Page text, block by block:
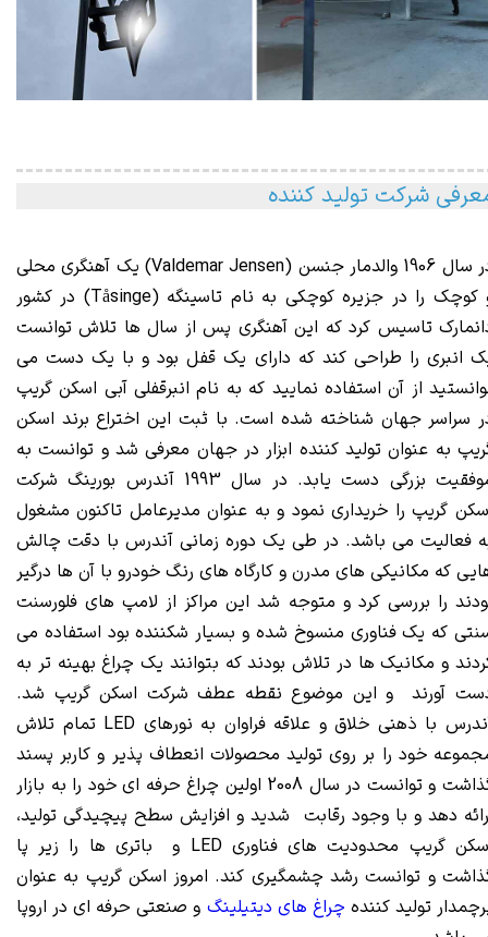
شرکت تولید کننده
در سال 1906 والدمار جنسن (Valdemar Jensen) یک آهنگری محلی
و کوچک را در جزیره کوچکی به نام تاسینگه (Tåsinge) در کشور
تاسیس کرد که این آهنگری پس از سال ها تلاش توانست
انبری را طراحی کند که دارای یک قفل بود و با یک دست می
از آن استفاده نمایید که به نام انبرقفلی آبی اسکن گریپ
سراسر جهان شناخته شده است. با ثبت این اختراع برند اسکن
به عنوان تولید کننده ابزار در جهان معرفی شد و توانست به
موفقیت بزرگی دست یابد. در سال 1993 آندرس بورینگ شرکت
گریپ را خریداری نمود و به عنوان مدیرعامل تاکنون مشغول
فعالیت می باشد. در طی یک دوره زمانی آندرس با دقت چالش
که مکانیکی های مدرن و کارگاه های رنگ خودرو با آن ها درگیر
را بررسی کرد و متوجه شد این مراکز از لامپ های فلورسنت
که یک فناوری منسوخ شده و بسیار شکننده بود استفاده می
و مکانیک ها در تلاش بودند که بتوانند یک چراغ بهینه تر به
آورند و این موضوع نقطه عطف شرکت اسکن گریپ شد.
آندرس با ذهنی خلاق و علاقه فراوان به نورهای LED تمام تلاش
خود را بر روی تولید محصولات انعطاف پذیر و کاربر پسند
گذاشت و توانست در سال 2008 اولین چراغ حرفه ای خود را به بازار
دهد و با وجود رقابت شدید و افزایش سطح پیچیدگی تولید،
اسکن گریپ محدودیت های فناوری LED و باتری ها را زیر پا
و توانست رشد چشمگیری کند. امروز اسکن گریپ به عنوان
تولید کننده چراغ های دیتیلینگ و صنعتی حرفه ای در اروپا